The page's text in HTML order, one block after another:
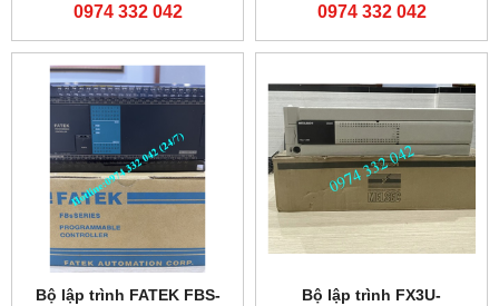
0974 332 042 0974 332 042
Bộ lập trình FATEK FBS-
Bộ lập trình FX3U-